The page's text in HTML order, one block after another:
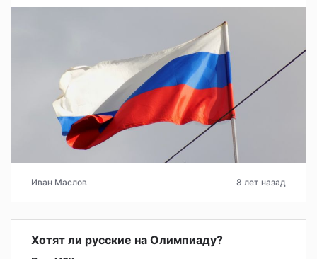
Иван Маслов 8 лет назад
Хотят ли русские на Олимпиаду?